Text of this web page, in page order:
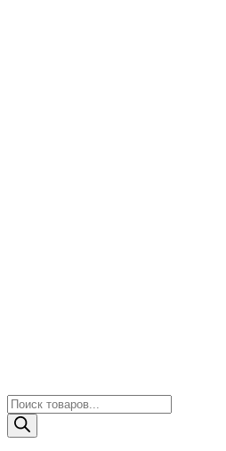
Поиск
товаров